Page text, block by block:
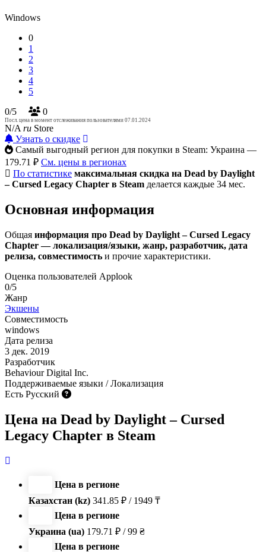
Windows
0
1
2
3
4
5
0/5
0
Посл. цена в момент отслеживания пользователями 07.01.2024
N/A ru Store
Узнать о скидке
Самый выгодный регион для покупки в Steam: Украина —
179.71 ₽ См. цены в регионах
По статистике максимальная скидка на Dead by Daylight
– Cursed Legacy Chapter в Steam делается каждые 34 мес.
Основная информация
Общая информация про Dead by Daylight – Cursed Legacy
Chapter — локализация/языки, жанр, разработчик, дата
релиза, совместимость и прочие характеристики.
Оценка пользователей Applook
0/5
Жанр
Экшены
Совместимость
windows
Дата релиза
3 дек. 2019
Разработчик
Behaviour Digital Inc.
Поддерживаемые языки / Локализация
Есть Русский
Цена на Dead by Daylight – Cursed
Legacy Chapter в Steam
Цена в регионе
Казахстан (kz) 341.85 ₽ / 1949 ₸
Цена в регионе
Украина (ua) 179.71 ₽ / 99 ₴
Цена в регионе